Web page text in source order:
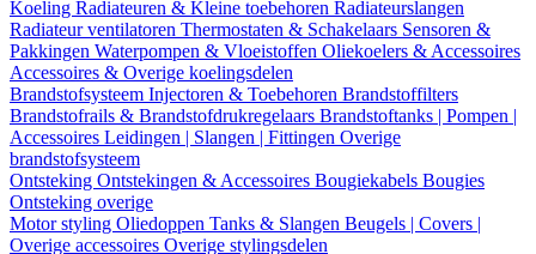
Koeling Radiateuren & Kleine toebehoren Radiateurslangen
Radiateur ventilatoren Thermostaten & Schakelaars Sensoren &
Pakkingen Waterpompen & Vloeistoffen Oliekoelers & Accessoires
Accessoires & Overige koelingsdelen
Brandstofsysteem Injectoren & Toebehoren Brandstoffilters
Brandstofrails & Brandstofdrukregelaars Brandstoftanks | Pompen |
Accessoires Leidingen | Slangen | Fittingen Overige
brandstofsysteem
Ontsteking Ontstekingen & Accessoires Bougiekabels Bougies
Ontsteking overige
Motor styling Oliedoppen Tanks & Slangen Beugels | Covers |
Overige accessoires Overige stylingsdelen